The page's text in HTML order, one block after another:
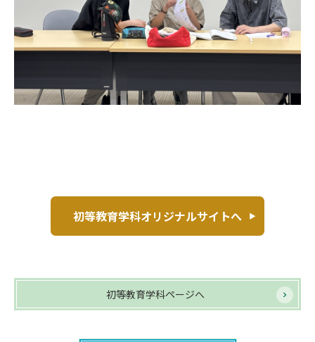
初等教育学科オリジナルサイトへ
初等教育学科ページへ